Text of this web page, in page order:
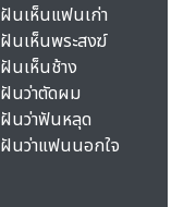
ฝันเห็นแฟนเก่า
ฝันเห็นพระสงฆ์
ฝันเห็นช้าง
ฝันว่าตัดผม
ฝันว่าฟันหลุด
ฝันว่าแฟนนอกใจ